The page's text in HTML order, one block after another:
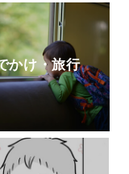
かけ・旅行